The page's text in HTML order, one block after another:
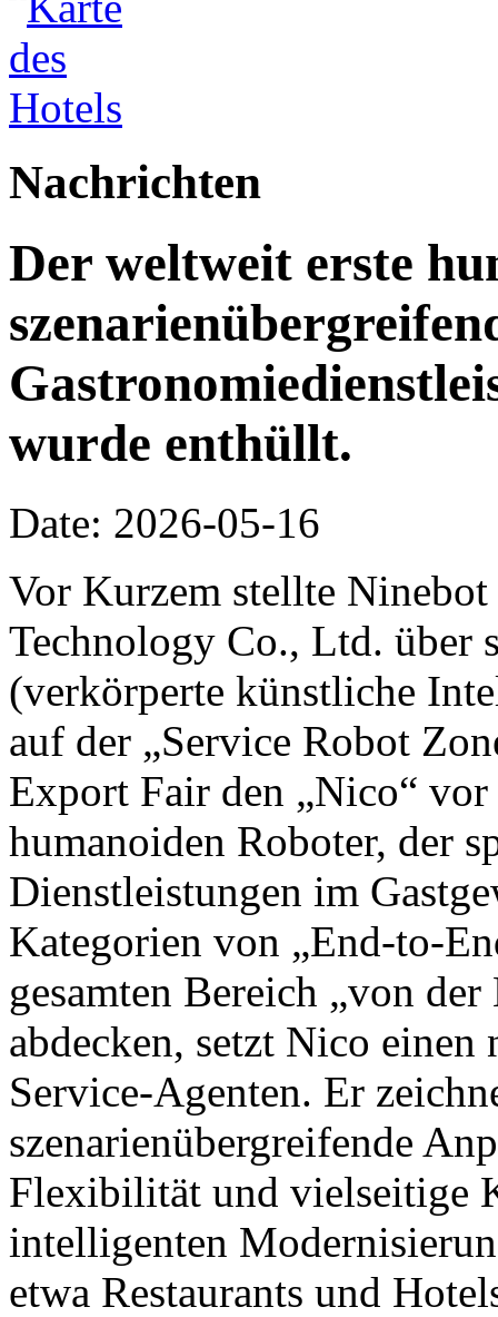
Nachrichten
Der weltweit erste
wurde enthüllt.
Date: 2026-05-16
Vor Kurzem stellte
Technology Co., Ltd. über
(verkörperte künstliche
auf der „Service Robot
Export Fair den „Nico“
humanoiden Roboter, der
Dienstleistungen im
Kategorien von „End-to-
gesamten Bereich „von
abdecken, setzt Nico
Service-Agenten. Er
szenarienübergreifende
Flexibilität und vielseitige
intelligenten
etwa Restaurants und